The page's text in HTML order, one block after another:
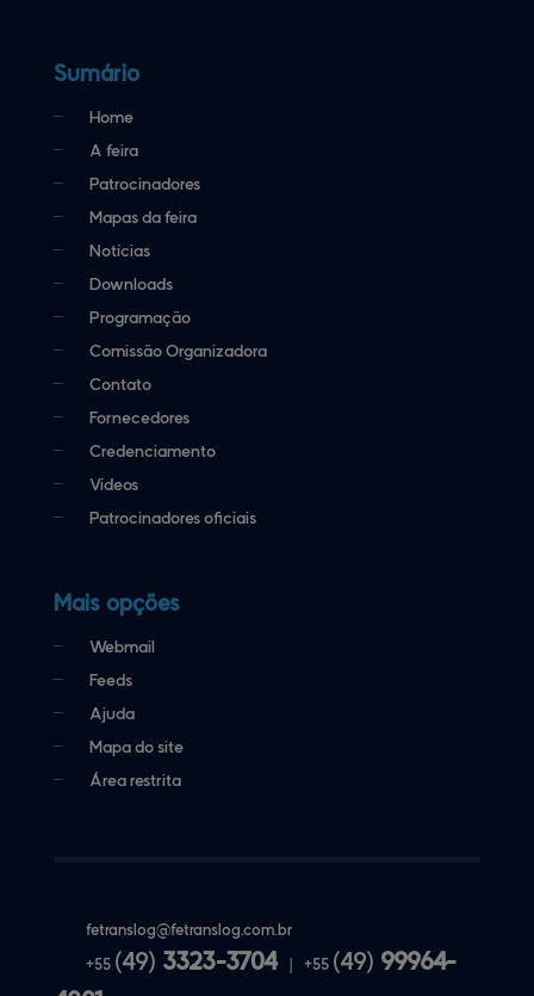
Sumário
Home
A feira
Patrocinadores
Mapas da feira
Notícias
Downloads
Programação
Comissão Organizadora
Contato
Fornecedores
Credenciamento
Vídeos
Patrocinadores oficiais
Mais opções
Webmail
Feeds
Ajuda
Mapa do site
Área restrita
fetranslog@fetranslog.com.br
+55 (49) 3323-3704 +55 (49) 99964-